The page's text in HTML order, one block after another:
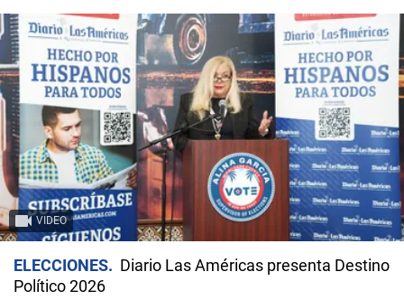
VIDEO
ELECCIONES
Diario Las Américas presenta Destino
Político 2026